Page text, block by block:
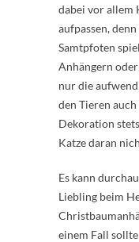
dabei vor allem
aufpassen,
Samtpfoten
Anhängern
nur die
den Tieren
Dekoration
Katze daran
Es kann
Liebling beim
einem Fall